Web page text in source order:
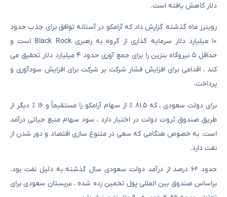
دلار کاهش یافته است.
رویترز ماه گذشته گزارش داد که آرامکو در آستانه توافق برای جذب حدود
۱۰ میلیارد دلار سرمایه گذاری از گروه به رهبری Black Rock است و
حداقل ۵ نیروگاه بنزین را برای جمع آوری حدود ۴ میلیارد دلار تحقیق می
کند ، اقدامی برای افزایش فشار شرکت بر شرکت برای افزایش سودآوری و
پرداخت.
برای دولت سعودی ، که ۸۱.۵ ٪ از سهام آرامکو را مستقیماً و ۱۶ ٪ دیگر از
طریق صندوق ثروت دولت در اختیار دارد ، سود سهام منبع حیاتی درآمد
است. به خصوص هنگامی که سعی در متنوع سازی اقتصاد و دور شدن از
نفت دارد.
حدود ۶۲ درصد از درآمد دولت سعودی سال گذشته به دلیل نفت بود.
براساس صندوق بین المللی پول تخمین زده شده ، عربستان سعودی برای